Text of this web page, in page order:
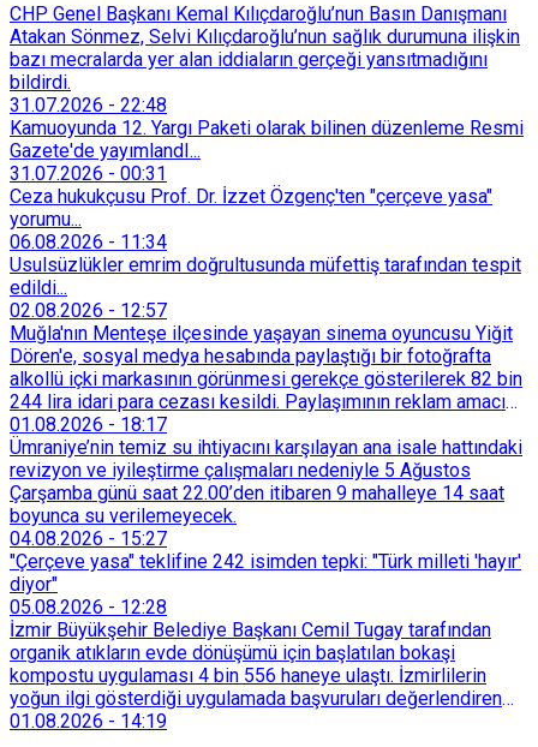
CHP Genel Başkanı Kemal Kılıçdaroğlu’nun Basın Danışmanı
Atakan Sönmez, Selvi Kılıçdaroğlu’nun sağlık durumuna ilişkin
bazı mecralarda yer alan iddiaların gerçeği yansıtmadığını
bildirdi.
31.07.2026 - 22:48
Kamuoyunda 12. Yargı Paketi olarak bilinen düzenleme Resmi
Gazete'de yayımlandI...
31.07.2026 - 00:31
Ceza hukukçusu Prof. Dr. İzzet Özgenç'ten "çerçeve yasa"
yorumu...
06.08.2026 - 11:34
Usulsüzlükler emrim doğrultusunda müfettiş tarafından tespit
edildi...
02.08.2026 - 12:57
Muğla'nın Menteşe ilçesinde yaşayan sinema oyuncusu Yiğit
Dören'e, sosyal medya hesabında paylaştığı bir fotoğrafta
alkollü içki markasının görünmesi gerekçe gösterilerek 82 bin
244 lira idari para cezası kesildi. Paylaşımının reklam amacı
taşımadığını savunan Dören, cezanın iptali için yargıya
başvurdu.
01.08.2026 - 18:17
Ümraniye’nin temiz su ihtiyacını karşılayan ana isale hattındaki
revizyon ve iyileştirme çalışmaları nedeniyle 5 Ağustos
Çarşamba günü saat 22.00’den itibaren 9 mahalleye 14 saat
boyunca su verilemeyecek.
04.08.2026 - 15:27
"Çerçeve yasa" teklifine 242 isimden tepki: "Türk milleti 'hayır'
diyor"
05.08.2026 - 12:28
İzmir Büyükşehir Belediye Başkanı Cemil Tugay tarafından
organik atıkların evde dönüşümü için başlatılan bokaşi
kompostu uygulaması 4 bin 556 haneye ulaştı. İzmirlilerin
yoğun ilgi gösterdiği uygulamada başvuruları değerlendiren
Tarımsal Hizmetler Dairesi Başkanlığı, farklı ilçelerde toplam
01.08.2026 - 14:19